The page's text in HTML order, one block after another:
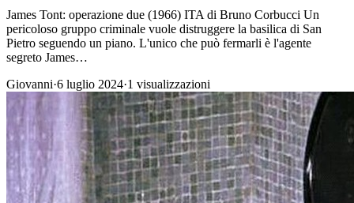
James Tont: operazione due (1966) ITA di Bruno Corbucci Un
pericoloso gruppo criminale vuole distruggere la basilica di San
Pietro seguendo un piano. L'unico che può fermarli è l'agente
segreto James…
Giovanni·6 luglio 2024·1 visualizzazioni